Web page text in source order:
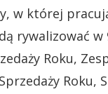
w której
rywalizować
Roku,
Roku,